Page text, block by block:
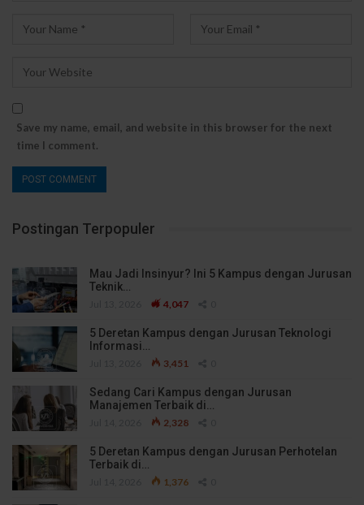
Save my name, email, and website in this browser for the next
time I comment.
Postingan Terpopuler
Mau Jadi Insinyur? Ini 5 Kampus dengan Jurusan
Teknik…
4,047
5 Deretan Kampus dengan Jurusan Teknologi
Informasi…
3,451
Sedang Cari Kampus dengan Jurusan
Manajemen Terbaik di…
2,328
5 Deretan Kampus dengan Jurusan Perhotelan
Terbaik di…
1,376